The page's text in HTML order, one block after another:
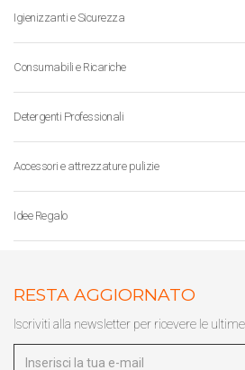
Igienizzanti e Sicurezza
Consumabili e Ricariche
Detergenti Professionali
Accessori e attrezzature pulizie
Idee Regalo
RESTA AGGIORNATO
Iscriviti alla newsletter per ricevere le